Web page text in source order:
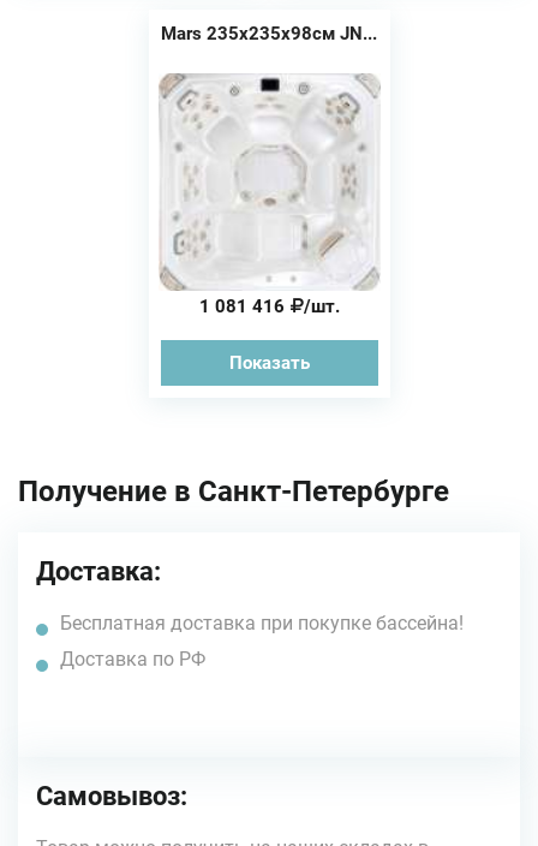
Mars 235х235х98см JN...
1 081 416 /шт.
Показать
Получение в Санкт-Петербурге
Доставка:
Бесплатная доставка при покупке бассейна!
Доставка по РФ
Самовывоз: